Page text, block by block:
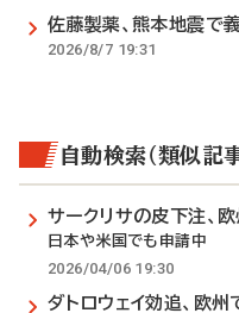
佐藤製薬、熊本地震で
2026/8/7 19:31
自動検索（類似記
サークリサの皮下注、
日本や米国でも申請中
2026/04/06 19:30
ダトロウェイ効追、欧